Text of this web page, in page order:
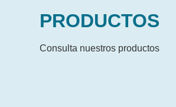
PRODUCTOS
Consulta nuestros productos